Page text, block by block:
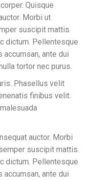
Quisque
Morbi ut
suscipit mattis.
dictum. Pellentesque
ante dui
tortor nec purus.
Phasellus velit
finibus velit.
auctor. Morbi
suscipit mattis.
dictum. Pellentesque
ante dui